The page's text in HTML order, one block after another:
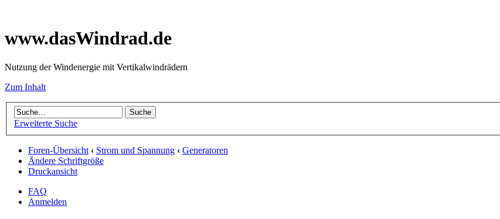
www.dasWindrad.de
Nutzung der Windenergie mit Vertikalwindrädern
Zum Inhalt
Erweiterte Suche
Foren-Übersicht ‹ Strom und Spannung ‹ Generatoren
Ändere Schriftgröße
Druckansicht
FAQ
Anmelden